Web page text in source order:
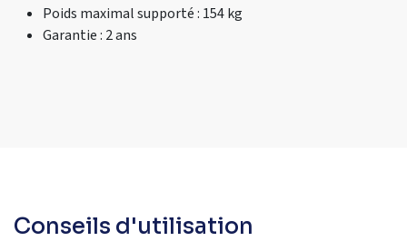
Poids maximal supporté : 154 kg
Garantie : 2 ans
Conseils d'utilisation